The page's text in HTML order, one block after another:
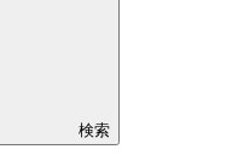
検索